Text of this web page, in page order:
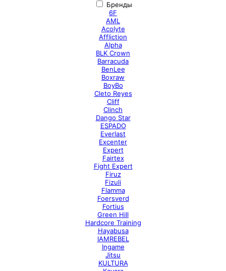
Бренды
6F
AML
Acolyte
Affliction
Alpha
BLK Crown
Barracuda
BenLee
Boxraw
BoyBo
Cleto Reyes
Cliff
Clinch
Dango Star
ESPADO
Everlast
Excenter
Expert
Fairtex
Fight Expert
Firuz
Fizuli
Flamma
Foersverd
Fortius
Green Hill
Hardcore Training
Hayabusa
IAMREBEL
Ingame
Jitsu
KULTURA